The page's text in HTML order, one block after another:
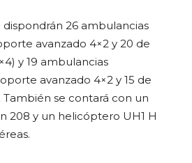
dispondrán 26 ambulancias
avanzado 4×2 y 20 de
y 19 ambulancias
avanzado 4×2 y 15 de
se contará con un
208 y un helicóptero UH1 H